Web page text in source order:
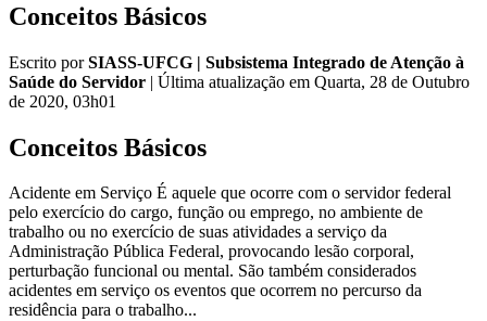
Conceitos Básicos
Escrito porSIASS-UFCG | Subsistema Integrado de Atenção à
Saúde do Servidor | Última atualização em Quarta, 28 de Outubro
de 2020, 03h01
Conceitos Básicos
Acidente em Serviço É aquele que ocorre com o servidor federal
pelo exercício do cargo, função ou emprego, no ambiente de
trabalho ou no exercício de suas atividades a serviço da
Administração Pública Federal, provocando lesão corporal,
perturbação funcional ou mental. São também considerados
acidentes em serviço os eventos que ocorrem no percurso da
residência para o trabalho...